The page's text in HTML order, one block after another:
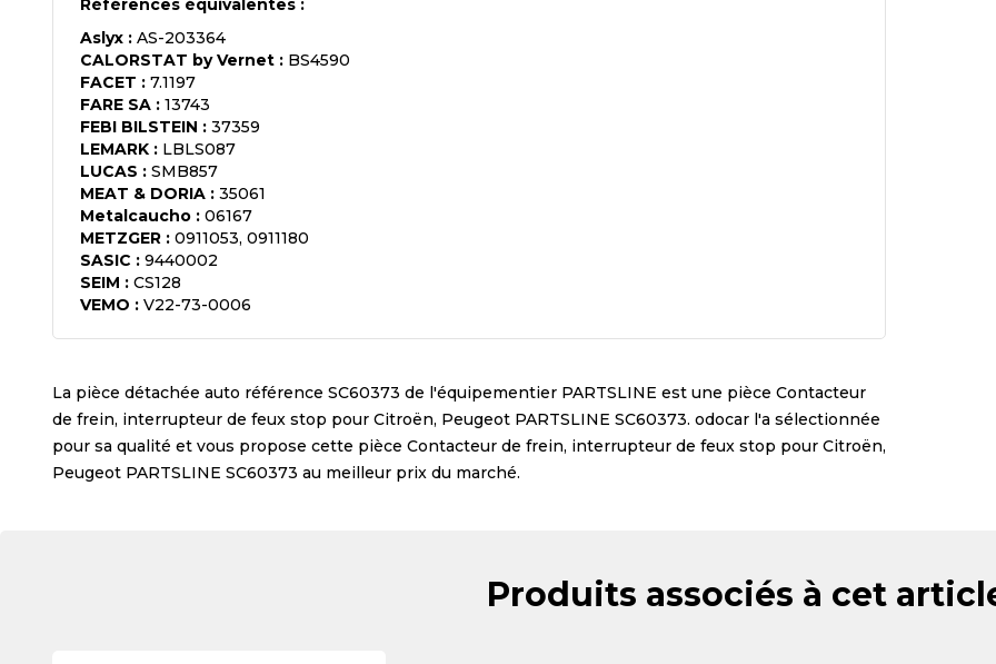
Références équivalentes :
Aslyx : AS-203364
CALORSTAT by Vernet : BS4590
FACET : 7.1197
FARE SA : 13743
FEBI BILSTEIN : 37359
LEMARK : LBLS087
LUCAS : SMB857
MEAT & DORIA : 35061
Metalcaucho : 06167
METZGER : 0911053, 0911180
SASIC : 9440002
SEIM : CS128
VEMO : V22-73-0006
La pièce détachée auto référence SC60373 de l'équipementier PARTSLINE est une pièce Contacteur
de frein, interrupteur de feux stop pour Citroën, Peugeot PARTSLINE SC60373. odocar l'a sélectionnée
pour sa qualité et vous propose cette pièce Contacteur de frein, interrupteur de feux stop pour Citroën,
Peugeot PARTSLINE SC60373 au meilleur prix du marché.
Produits associés à cet